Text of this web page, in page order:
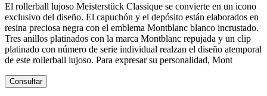
El rollerball lujoso Meisterstück Classique se convierte en un icono
exclusivo del diseño. El capuchón y el depósito están elaborados en
resina preciosa negra con el emblema Montblanc blanco incrustado.
Tres anillos platinados con la marca Montblanc repujada y un clip
platinado con número de serie individual realzan el diseño atemporal
de este rollerball lujoso. Para expresar su personalidad, Mont
Consultar